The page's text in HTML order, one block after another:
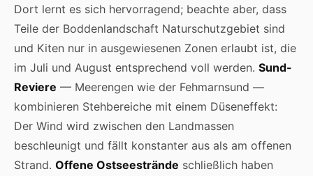
Dort lernt es sich hervorragend; beachte aber, dass
Teile der Boddenlandschaft Naturschutzgebiet sind
und Kiten nur in ausgewiesenen Zonen erlaubt ist, die
im Juli und August entsprechend voll werden. Sund-
Reviere — Meerengen wie der Fehmarnsund —
kombinieren Stehbereiche mit einem Düseneffekt:
Der Wind wird zwischen den Landmassen
beschleunigt und fällt konstanter aus als am offenen
Strand. Offene Ostseestrände schließlich haben